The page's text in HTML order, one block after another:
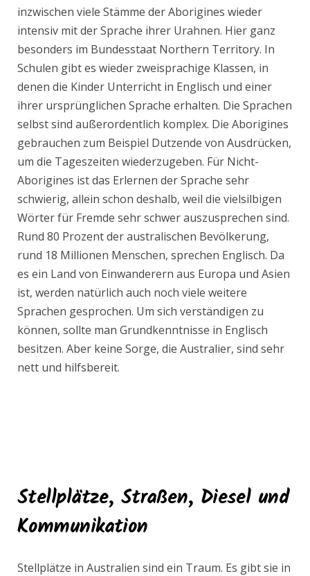
inzwischen viele Stämme der Aborigines wieder
intensiv mit der Sprache ihrer Urahnen. Hier ganz
besonders im Bundesstaat Northern Territory. In
Schulen gibt es wieder zweisprachige Klassen, in
denen die Kinder Unterricht in Englisch und einer
ihrer ursprünglichen Sprache erhalten. Die Sprachen
selbst sind außerordentlich komplex. Die Aborigines
gebrauchen zum Beispiel Dutzende von Ausdrücken,
um die Tageszeiten wiederzugeben. Für Nicht-
Aborigines ist das Erlernen der Sprache sehr
schwierig, allein schon deshalb, weil die vielsilbigen
Wörter für Fremde sehr schwer auszusprechen sind.
Rund 80 Prozent der australischen Bevölkerung,
rund 18 Millionen Menschen, sprechen Englisch. Da
es ein Land von Einwanderern aus Europa und Asien
ist, werden natürlich auch noch viele weitere
Sprachen gesprochen. Um sich verständigen zu
können, sollte man Grundkenntnisse in Englisch
besitzen. Aber keine Sorge, die Australier, sind sehr
nett und hilfsbereit.
Stellplätze, Straßen, Diesel und
Kommunikation
Stellplätze in Australien sind ein Traum. Es gibt sie in